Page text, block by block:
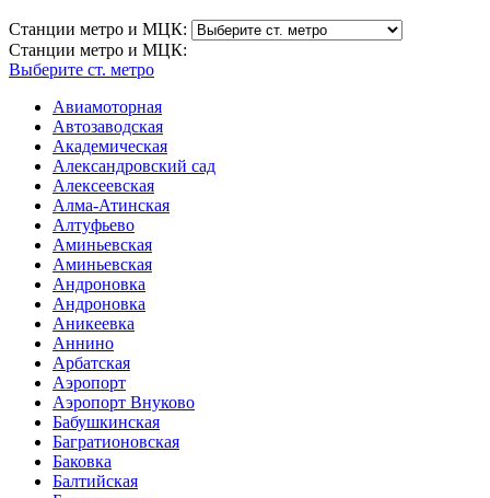
Станции метро и МЦК:
Станции метро и МЦК:
Выберите ст. метро
Авиамоторная
Автозаводская
Академическая
Александровский сад
Алексеевская
Алма-Атинская
Алтуфьево
Аминьевская
Аминьевская
Андроновка
Андроновка
Аникеевка
Аннино
Арбатская
Аэропорт
Аэропорт Внуково
Бабушкинская
Багратионовская
Баковка
Балтийская